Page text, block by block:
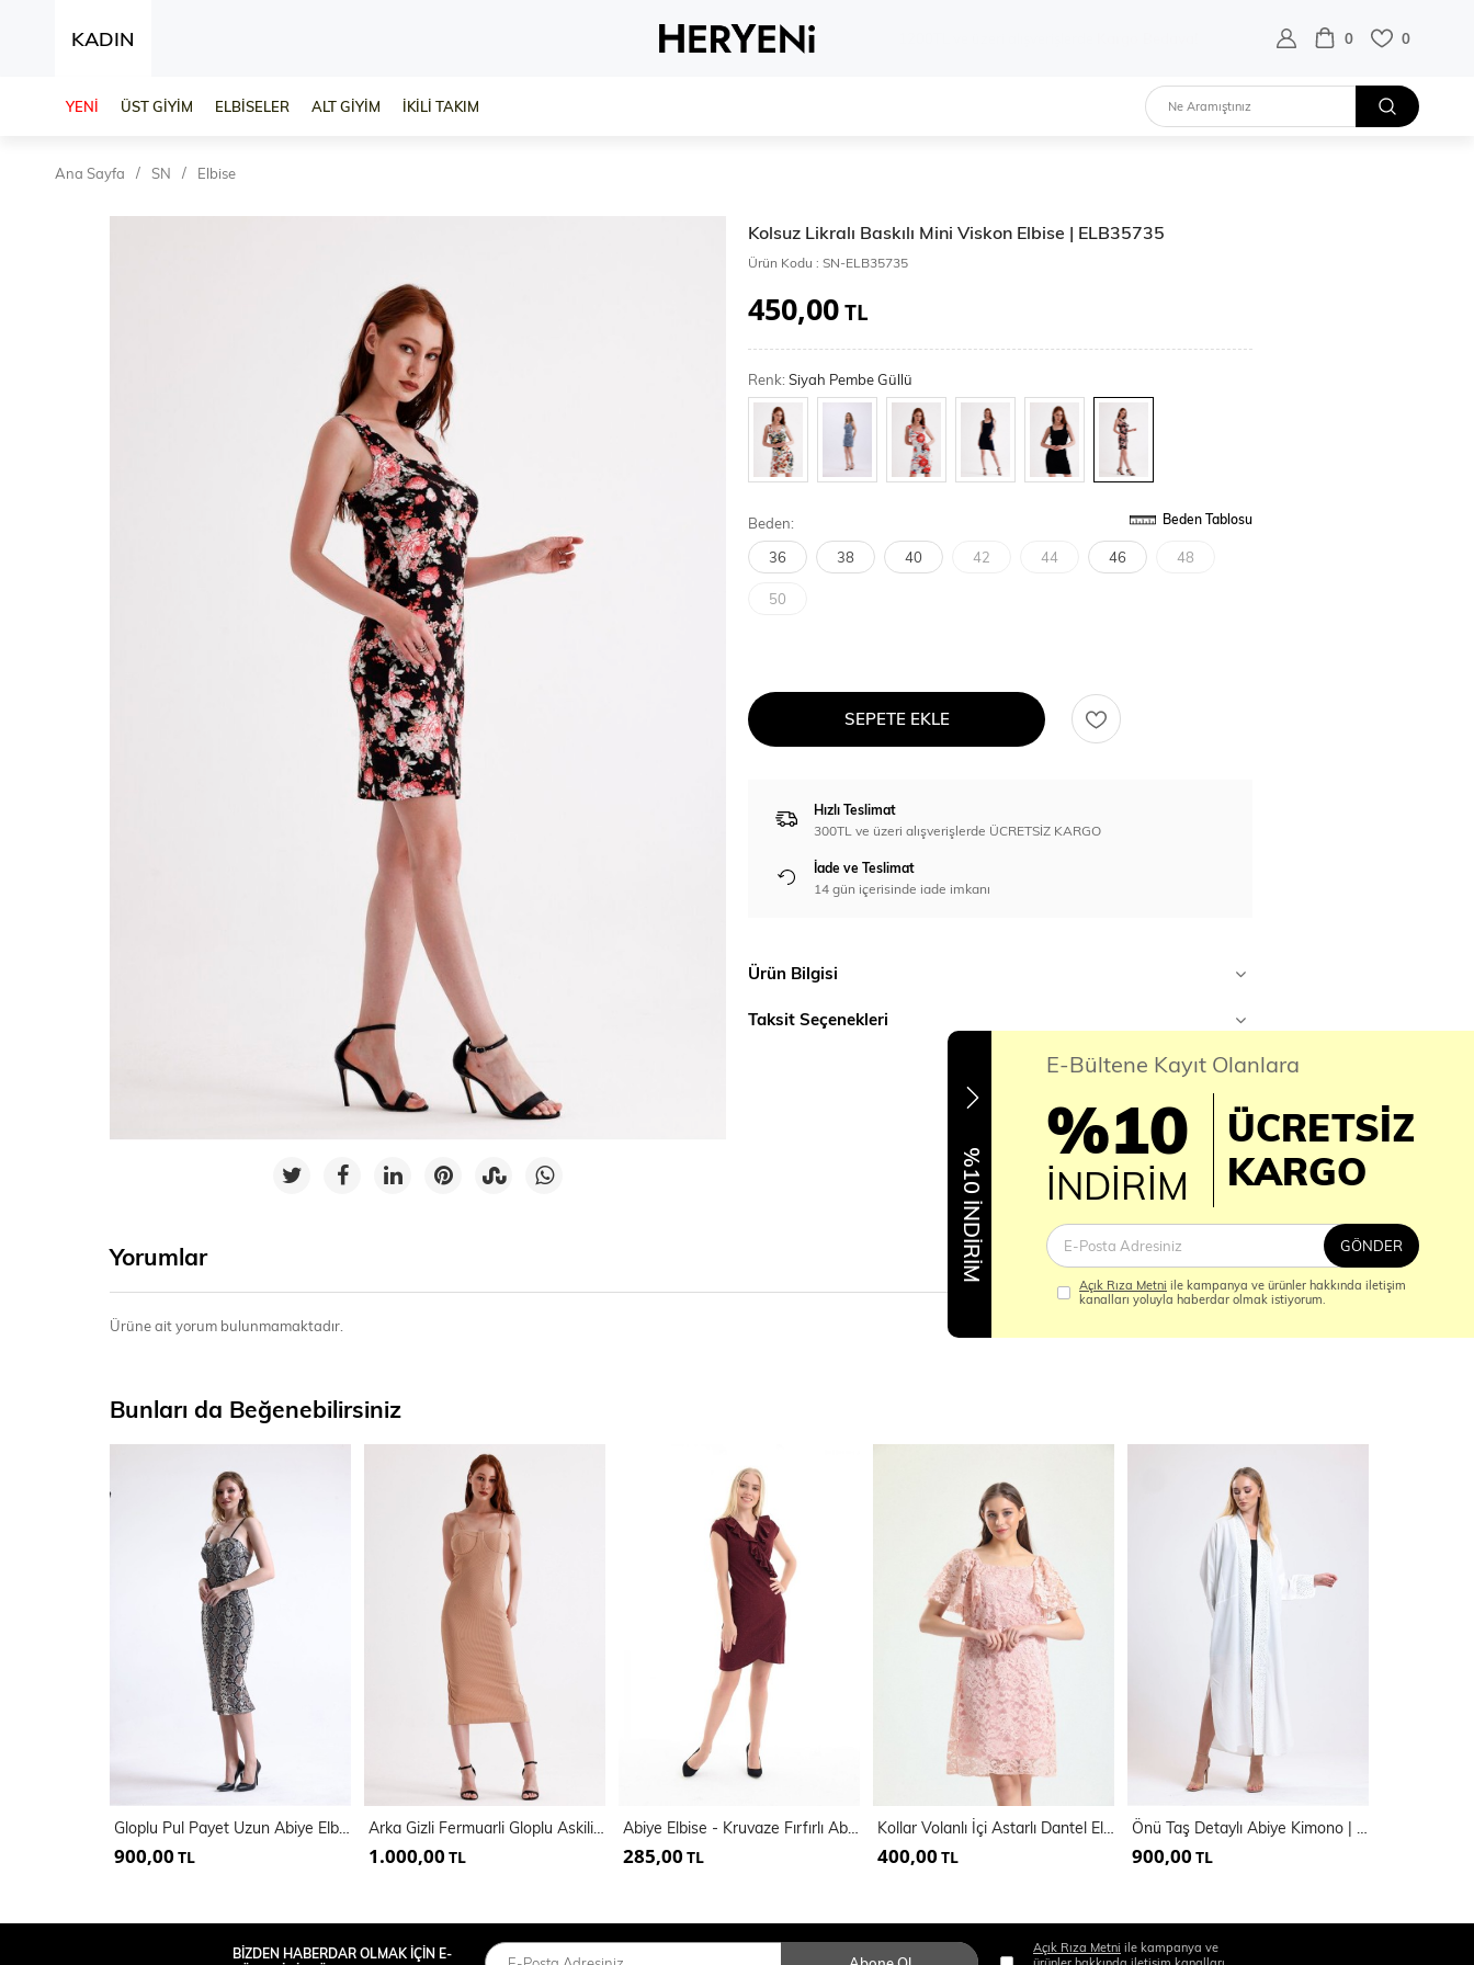
KADIN 0 0
YENİ ÜST GİYİM ELBİSELER ALT GİYİM İKİLİ TAKIM
Ana Sayfa SN Elbise
Kolsuz Likralı Baskılı Mini Viskon Elbise | ELB35735
Ürün Kodu : SN-ELB35735
450,00TL
Renk:Siyah Pembe Güllü
Beden: Beden Tablosu
36 38 40 42 44 46 48
50
SEPETE EKLE
Hızlı Teslimat
300TL ve üzeri alışverişlerde ÜCRETSİZ KARGO
İade ve Teslimat
14 gün içerisinde iade imkanı
Ürün Bilgisi
Taksit Seçenekleri
Yorumlar
Ürüne ait yorum bulunmamaktadır.
Bunları da Beğenebilirsiniz
Gloplu Pul Payet Uzun Abiye Elbise | Elb3368
900,00 TL
Arka Gizli Fermuarli Gloplu Askili Ottoman Elbise | Elb35442
1.000,00 TL
Abiye Elbise - Kruvaze Fırfırlı Abiye Elbise | Elb31420
285,00 TL
Kollar Volanlı İçi Astarlı Dantel Elbise | Elb33541
400,00 TL
Önü Taş Detaylı Abiye Kimono | Kmn34913
900,00 TL
%10 İNDİRİM
E-Bültene Kayıt Olanlara
%10
İNDİRİM
ÜCRETSİZ
KARGO
GÖNDER
Açık Rıza Metni ile kampanya ve ürünler hakkında iletişim
kanalları yoluyla haberdar olmak istiyorum.
BİZDEN HABERDAR OLMAK İÇİN E-
Açık Rıza Metni ile kampanya ve